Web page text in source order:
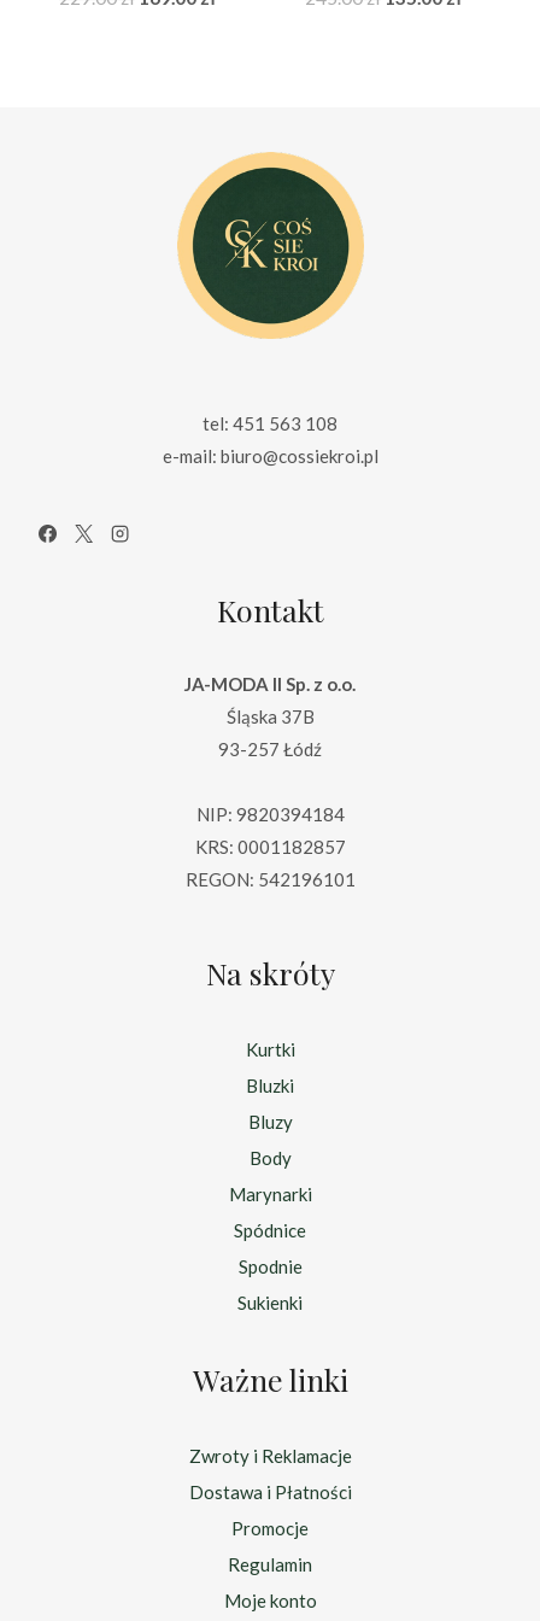
tel: 451 563 108
e-mail: biuro@cossiekroi.pl
Kontakt
JA-MODA II Sp. z o.o.
Śląska 37B
93-257 Łódź
NIP: 9820394184
KRS: 0001182857
REGON: 542196101
Na skróty
Kurtki
Bluzki
Bluzy
Body
Marynarki
Spódnice
Spodnie
Sukienki
Ważne linki
Zwroty i Reklamacje
Dostawa i Płatności
Promocje
Regulamin
Moje konto